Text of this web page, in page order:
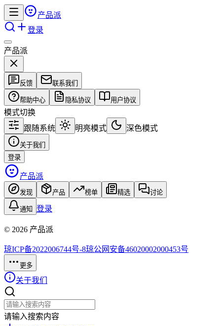
产品派
登录
产品派
反馈 联系我们
帮助中心 隐私协议 用户协议
模式切换
跟随系统
明亮模式 深色模式
关于我们
登录
产品派
发现 产品 榜单 精选 讨论
通知 登录
© 2026 产品派
琼ICP备2022006744号-8琼公网安备46020002000453号
更多
关于我们
请输入搜索内容